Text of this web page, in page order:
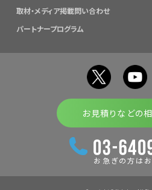
取材・メディア掲載問い合わせ
パートナープログラム
お見積りなどの
お急ぎの方は